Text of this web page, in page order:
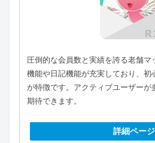
圧倒的な会員数と実績を誇る老舗マ
機能や日記機能が充実しており、初
が特徴です。アクティブユーザーが
期待できます。
詳細ページ